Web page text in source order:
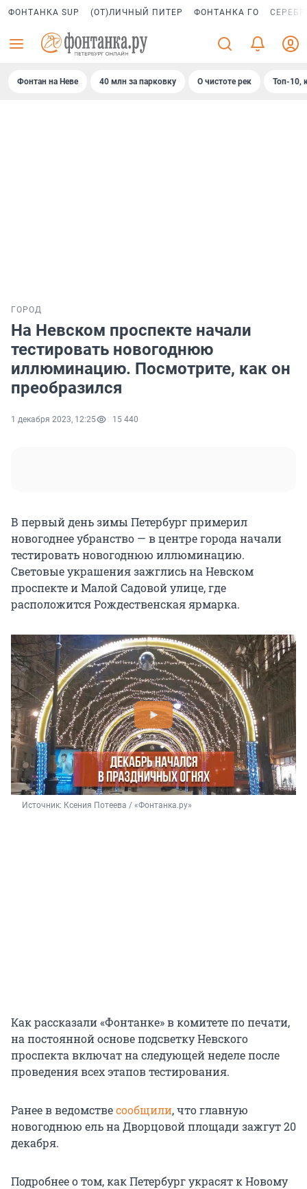
ФОНТАНКА SUP (ОТ)ЛИЧНЫЙ ПИТЕР ФОНТАНКА ГО
Фонтан на Неве 40 млн за парковку О чистоте рек Топ-10,
ГОРОД
На Невском проспекте начали
тестировать новогоднюю
иллюминацию. Посмотрите, как он
преобразился
1 декабря 2023, 12:25 15 440
В первый день зимы Петербург примерил
новогоднее убранство — в центре города начали
тестировать новогоднюю иллюминацию.
Световые украшения зажглись на Невском
проспекте и Малой Садовой улице, где
расположится Рождественская ярмарка.
Источник: Ксения Потеева / «Фонтанка.ру»
Как рассказали «Фонтанке» в комитете по печати,
на постоянной основе подсветку Невского
проспекта включат на следующей неделе после
проведения всех этапов тестирования.
Ранее в ведомствесообщили, что главную
новогоднюю ель на Дворцовой площади зажгут 20
декабря.
Подробнее о том, как Петербург украсят к Новому